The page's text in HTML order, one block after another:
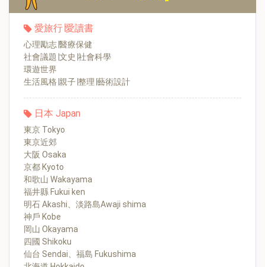
愛旅行∣愛讀書
心理勵志∣醫療保健
社會議題∣文史∣社會科學
環遊世界
生活風格∣親子∣整理∣藝術設計
日本 Japan
東京 Tokyo
東京近郊
大阪 Osaka
京都 Kyoto
和歌山 Wakayama
福井縣 Fukui ken
明石 Akashi、淡路島Awaji shima
神戶 Kobe
岡山 Okayama
四國 Shikoku
仙台 Sendai、福島 Fukushima